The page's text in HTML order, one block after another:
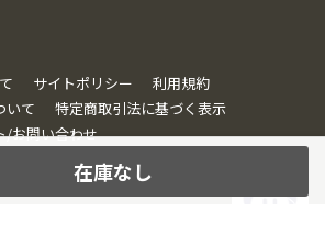
在庫なし
サイトポリシー
利用規約
いて
特定商取引法に基づく表示
/お問い合わせ